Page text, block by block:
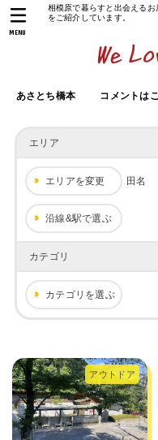
相模原で暮らすと出会える
をご紹介しています。
あさとち橋本 コメントは
MENU
エリア
エリアを変更 田名
沿線&駅で選ぶ
カテゴリ
カテゴリを選ぶ
アウトドア